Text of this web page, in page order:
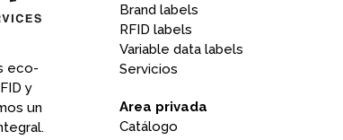
eco-
y
un
Brand labels
RFID labels
Variable data labels
Servicios
Area privada
Catálogo